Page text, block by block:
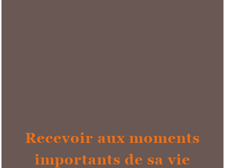
Recevoir aux moments
importants de sa vie